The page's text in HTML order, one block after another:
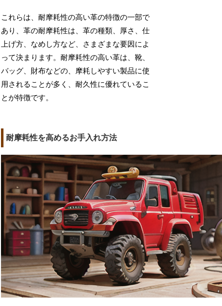
これらは、耐摩耗性の高い革の特徴の一部で
あり、革の耐摩耗性は、革の種類、厚さ、仕
上げ方、なめし方など、さまざまな要因によ
って決まります。耐摩耗性の高い革は、靴、
バッグ、財布などの、摩耗しやすい製品に使
用されることが多く、耐久性に優れているこ
とが特徴です。
耐摩耗性を高めるお手入れ方法